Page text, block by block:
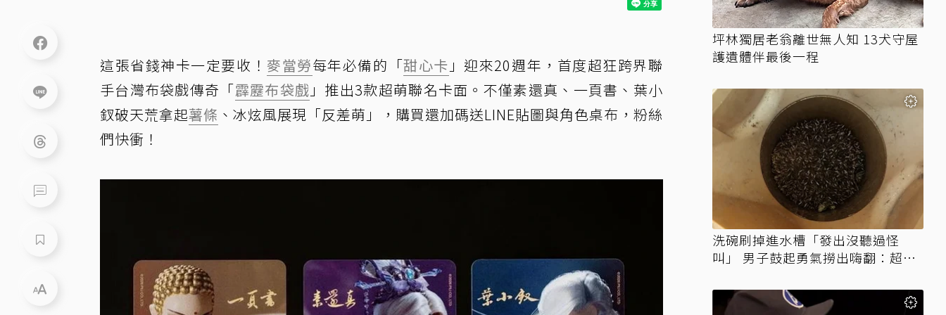
這張省錢神卡一定要收！ 麥當勞每年必備的「甜心卡 」迎來20週年，首度超狂跨界聯
手台灣布袋戲傳奇「霹靂布袋戲 」推出3款超萌聯名卡面。不僅素還真、一頁書、葉小
釵破天荒拿起薯條 、冰炫風展現「反差萌」，購買還加碼送LINE貼圖與角色桌布，粉絲
們快衝！
坪林獨居老翁離世無人知 13犬守屋
護遺體伴最後一程
洗碗刷掉進水槽「發出沒聽過怪
叫」 男子鼓起勇氣撈出嗨翻：超可